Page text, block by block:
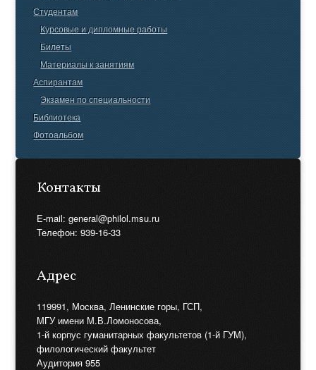
Студентам
Курсовые и дипломные работы
Билеты
Материалы к занятиям
Аспирантам
Экзамен по специальности
Библиотека
Фотоальбом
Контакты
E-mail: general@philol.msu.ru
Телефон: 939-16-33
Адрес
119991, Москва, Ленинские горы, ГСП,
МГУ имени М.В.Ломоносова,
1-й корпус гуманитарных факультетов (1-й ГУМ),
филологический факультет
Аудитория 955